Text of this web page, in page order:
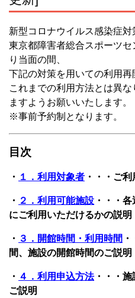
新型コロナウイルス感染症対
東京都障害者総合スポーツ
り当面の間、
下記の対策を用いての利用再
これまでの利用方法とは異
ますようお願いいたします。
※事前予約制となります。
目次
・ １．利用対象者 ・・・ご
・ ２．利用可能施設 ・・・
にご利用いただけるかの説明
・ ３．開館時間・利用時間
間、施設の開館時間のご説明
・ ４．利用申込方法・・・施
ご説明